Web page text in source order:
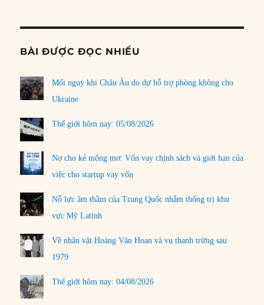
BÀI ĐƯỢC ĐỌC NHIỀU
Mối nguy khi Châu Âu do dự hỗ trợ phòng không cho
Ukraine
Thế giới hôm nay: 05/08/2026
Nợ cho kẻ mộng mơ: Vốn vay chính sách và giới hạn của
việc cho startup vay vốn
Nỗ lực âm thầm của Trung Quốc nhằm thống trị khu
vực Mỹ Latinh
Về nhân vật Hoàng Văn Hoan và vụ thanh trừng sau
1979
Thế giới hôm nay: 04/08/2026